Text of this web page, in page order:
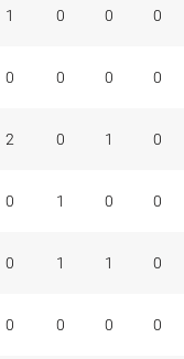
1 0 0 0
0 0 0 0
2 0 1 0
0 1 0 0
0 1 1 0
0 0 0 0